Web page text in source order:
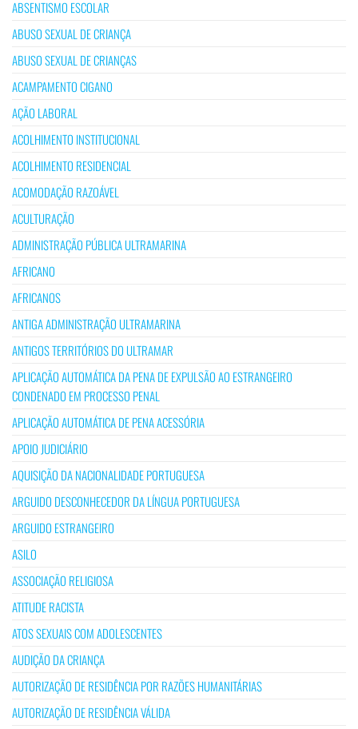
ABSENTISMO ESCOLAR
ABUSO SEXUAL DE CRIANÇA
ABUSO SEXUAL DE CRIANÇAS
ACAMPAMENTO CIGANO
AÇÃO LABORAL
ACOLHIMENTO INSTITUCIONAL
ACOLHIMENTO RESIDENCIAL
ACOMODAÇÃO RAZOÁVEL
ACULTURAÇÃO
ADMINISTRAÇÃO PÚBLICA ULTRAMARINA
AFRICANO
AFRICANOS
ANTIGA ADMINISTRAÇÃO ULTRAMARINA
ANTIGOS TERRITÓRIOS DO ULTRAMAR
APLICAÇÃO AUTOMÁTICA DA PENA DE EXPULSÃO AO ESTRANGEIRO
CONDENADO EM PROCESSO PENAL
APLICAÇÃO AUTOMÁTICA DE PENA ACESSÓRIA
APOIO JUDICIÁRIO
AQUISIÇÃO DA NACIONALIDADE PORTUGUESA
ARGUIDO DESCONHECEDOR DA LÍNGUA PORTUGUESA
ARGUIDO ESTRANGEIRO
ASILO
ASSOCIAÇÃO RELIGIOSA
ATITUDE RACISTA
ATOS SEXUAIS COM ADOLESCENTES
AUDIÇÃO DA CRIANÇA
AUTORIZAÇÃO DE RESIDÊNCIA POR RAZÕES HUMANITÁRIAS
AUTORIZAÇÃO DE RESIDÊNCIA VÁLIDA